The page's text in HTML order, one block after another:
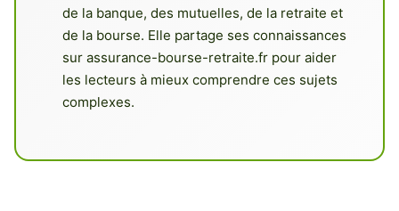
de la banque, des mutuelles, de la retraite et
de la bourse. Elle partage ses connaissances
sur assurance-bourse-retraite.fr pour aider
les lecteurs à mieux comprendre ces sujets
complexes.